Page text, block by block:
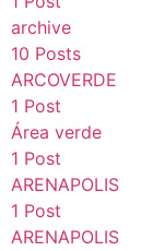
archive
10 Posts
ARCOVERDE
1 Post
Área verde
1 Post
ARENAPOLIS
1 Post
ARENAPOLIS